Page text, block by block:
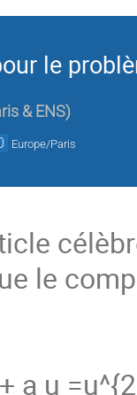
le
& ENS)
Europe/Paris
le
a u